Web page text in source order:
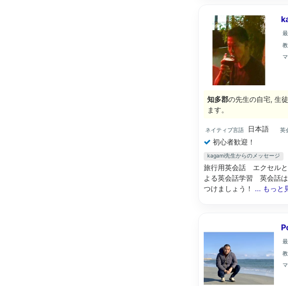
知多郡の先生の自宅, 生
ます。
ネイティブ言語 日本語 英
初心者歓迎！
kagami先生からのメッセージ
旅行用英会話 エクセルと
よる英会話学習 英会話は
つけましょう！ ... もっと